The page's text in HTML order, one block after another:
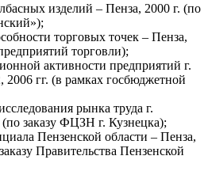
изделий – Пенза, 2000 г. (по
торговых точек – Пенза,
торговли);
активности предприятий г.
гг. (в рамках госбюджетной
рынка труда г.
заказу ФЦЗН г. Кузнецка);
Пензенской области – Пенза,
Правительства Пензенской